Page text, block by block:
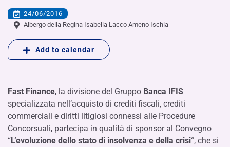
24/06/2016
Albergo della Regina Isabella Lacco Ameno Ischia
Add to calendar
Fast Finance, la divisione del Gruppo Banca IFIS
specializzata nell’acquisto di crediti fiscali, crediti
commerciali e diritti litigiosi connessi alle Procedure
Concorsuali, partecipa in qualità di sponsor al Convegno
“L’evoluzione dello stato di insolvenza e della crisi“, che si